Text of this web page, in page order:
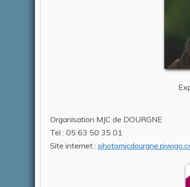
Organisation MJC de DOURGNE
Tel : 05 63 50 35 01
Site internet :